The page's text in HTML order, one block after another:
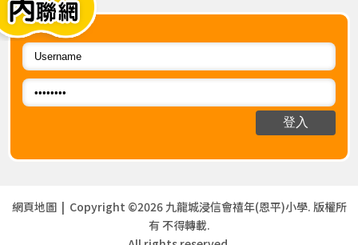
網頁地圖| Copyright ©2026 九龍城浸信會禧年(恩平)小學. 版權所
有 不得轉載.